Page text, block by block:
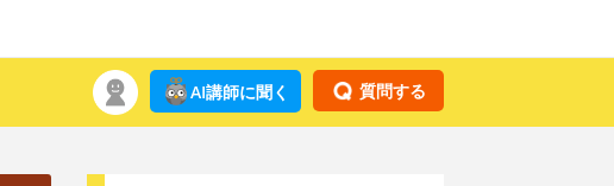
質問する
AI講師に聞く